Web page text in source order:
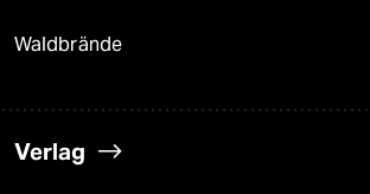
Waldbrände
Verlag